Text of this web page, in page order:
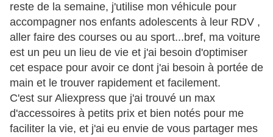
reste de la semaine, j'utilise mon véhicule pour
accompagner nos enfants adolescents à leur RDV ,
aller faire des courses ou au sport...bref, ma voiture
est un peu un lieu de vie et j'ai besoin d'optimiser
cet espace pour avoir ce dont j'ai besoin à portée de
main et le trouver rapidement et facilement.
C'est sur Aliexpress que j'ai trouvé un max
d'accessoires à petits prix et bien notés pour me
faciliter la vie, et j'ai eu envie de vous partager mes